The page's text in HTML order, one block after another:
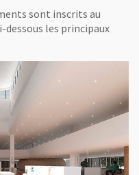
millions d'euros;
millions d'euros;
millions d'euros;
millions d'euros;
millions d'euros;
millions d'euros;
sont inscrits au
dessous les principaux